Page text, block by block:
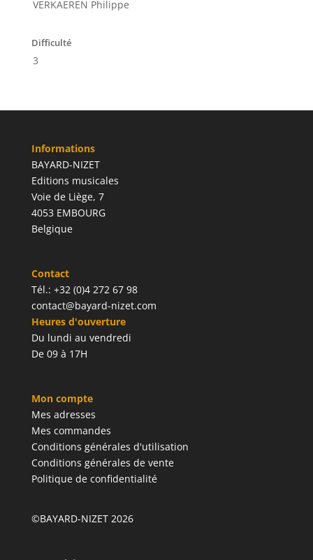
VERKAEREN Philippe
Difficulté
3
Informations
BAYARD-NIZET
Editions musicales
Voie de Liège, 7
4053 EMBOURG
Belgique
Contact
Tél.: +32 (0)4 272 67 98
contact@bayard-nizet.com
Heures d'ouverture
Du lundi au vendredi
De 09 à 17H
Mon compte
Mes adresses
Mes commandes
Conditions générales d'utilisation
Conditions générales de vente
Politique de confidentialité
©BAYARD-NIZET 2026